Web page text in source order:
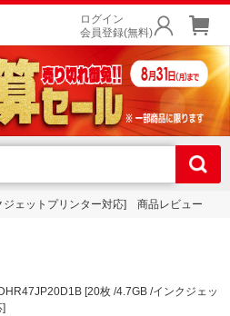
ログイン
会員登録(無料)
ジェットプリンター対応] 商品レビュー
[20枚 /4.7GB /インクジェッ